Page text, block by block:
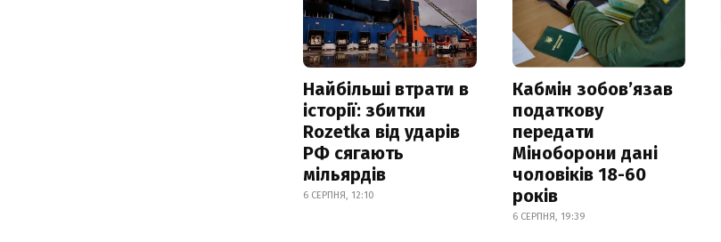
Найбільші втрати в
історії: збитки
Rozetka від ударів
РФ сягають
мільярдів
6 СЕРПНЯ, 12:10
Кабмін зобовʼязав
податкову
передати
Міноборони дані
чоловіків 18-60
років
6 СЕРПНЯ, 19:39